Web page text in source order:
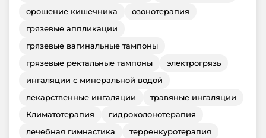
орошение кишечника
озонотерапия
грязевые аппликации
грязевые вагинальные тампоны
грязевые ректальные тампоны
электрогрязь
ингаляции с минеральной водой
лекарственные ингаляции
травяные ингаляции
Климатотерапия
гидроколонотерапия
лечебная гимнастика
терренкуротерапия